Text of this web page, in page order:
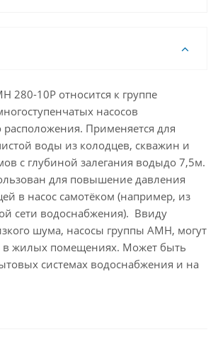
280-10P относится к группе
насосов
расположения. Применяется для
воды из колодцев, скважин и
с глубиной залегания водыдо 7,5м.
для повышение давления
в насос самотёком (например, из
сети водоснабжения). Ввиду
шума, насосы группы AMH, могут
в жилых помещениях. Может быть
системах водоснабжения и на